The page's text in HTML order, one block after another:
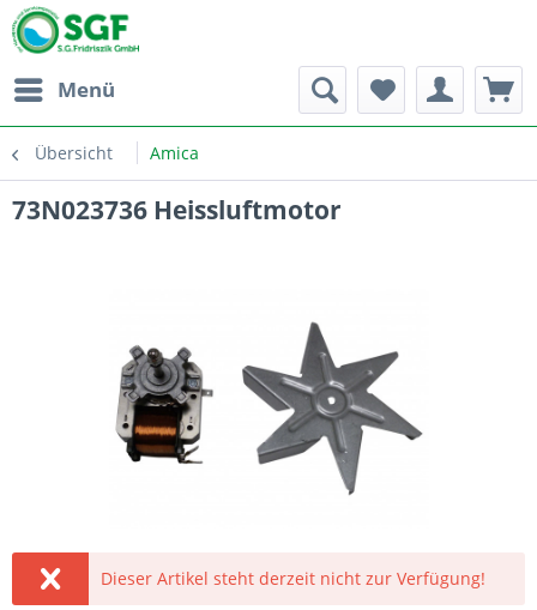
Menü
Übersicht Amica
73N023736 Heissluftmotor
Dieser Artikel steht derzeit nicht zur Verfügung!